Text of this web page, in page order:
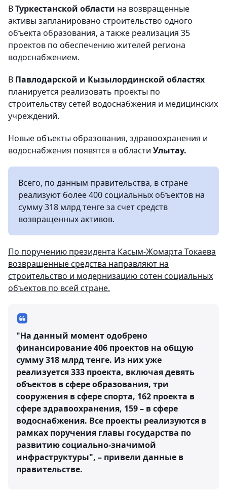
ВТуркестанской области на возвращенные
активы запланировано строительство одного
объекта образования, а также реализация 35
проектов по обеспечению жителей региона
водоснабжением.
В Павлодарской и Кызылординской областях
планируется реализовать проекты по
строительству сетей водоснабжения и медицинских
учреждений.
Новые объекты образования, здравоохранения и
водоснабжения появятся в области Улытау.
Всего, по данным правительства, в стране
реализуют более 400 социальных объектов на
сумму 318 млрд тенге за счет средств
возвращенных активов.
По поручению президента Касым-Жомарта Токаева
возвращенные средства направляют на
строительство и модернизацию сотен социальных
объектов по всей стране.
"На данный момент одобрено
финансирование 406 проектов на общую
сумму 318 млрд тенге. Из них уже
реализуется 333 проекта, включая девять
объектов в сфере образования, три
сооружения в сфере спорта, 162 проекта в
сфере здравоохранения, 159 – в сфере
водоснабжения. Все проекты реализуются в
рамках поручения главы государства по
развитию социально-значимой
инфраструктуры", – привели данные в
правительстве.